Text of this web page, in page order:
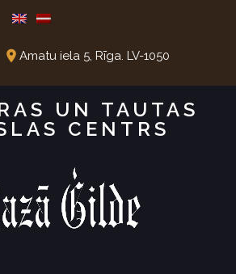
place Amatu iela 5, Rīga. LV-1050
UN TAUTAS
CENTRS